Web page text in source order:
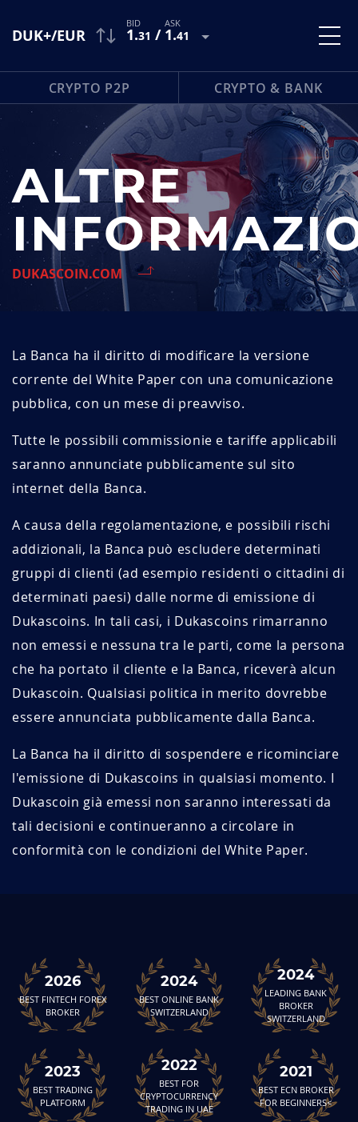
DUK+/EUR 1.31 / 1.41
CRYPTO P2P CRYPTO & BANK
DUKASCOIN.COM
ALTRE
La Banca ha il diritto di modificare la versione
corrente del White Paper con una comunicazione
pubblica, con un mese di preavviso.
Tutte le possibili commissionie e tariffe applicabili
saranno annunciate pubblicamente sul sito
internet della Banca.
A causa della regolamentazione, e possibili rischi
addizionali, la Banca può escludere determinati
gruppi di clienti (ad esempio residenti o cittadini di
determinati paesi) dalle norme di emissione di
Dukascoins. In tali casi, i Dukascoins rimarranno
non emessi e nessuna tra le parti, come la persona
che ha portato il cliente e la Banca, riceverà alcun
Dukascoin. Qualsiasi politica in merito dovrebbe
essere annunciata pubblicamente dalla Banca.
La Banca ha il diritto di sospendere e ricominciare
l'emissione di Dukascoins in qualsiasi momento. I
Dukascoin già emessi non saranno interessati da
tali decisioni e continueranno a circolare in
conformità con le condizioni del White Paper.
2026
BEST FINTECH FOREX
BROKER
2024
BEST ONLINE BANK
SWITZERLAND
2024
LEADING BANK
BROKER
SWITZERLAND
2023
BEST TRADING
PLATFORM
2022
BEST FOR
CRYPTOCURRENCY
TRADING IN UAE
2021
BEST ECN BROKER
FOR BEGINNERS<